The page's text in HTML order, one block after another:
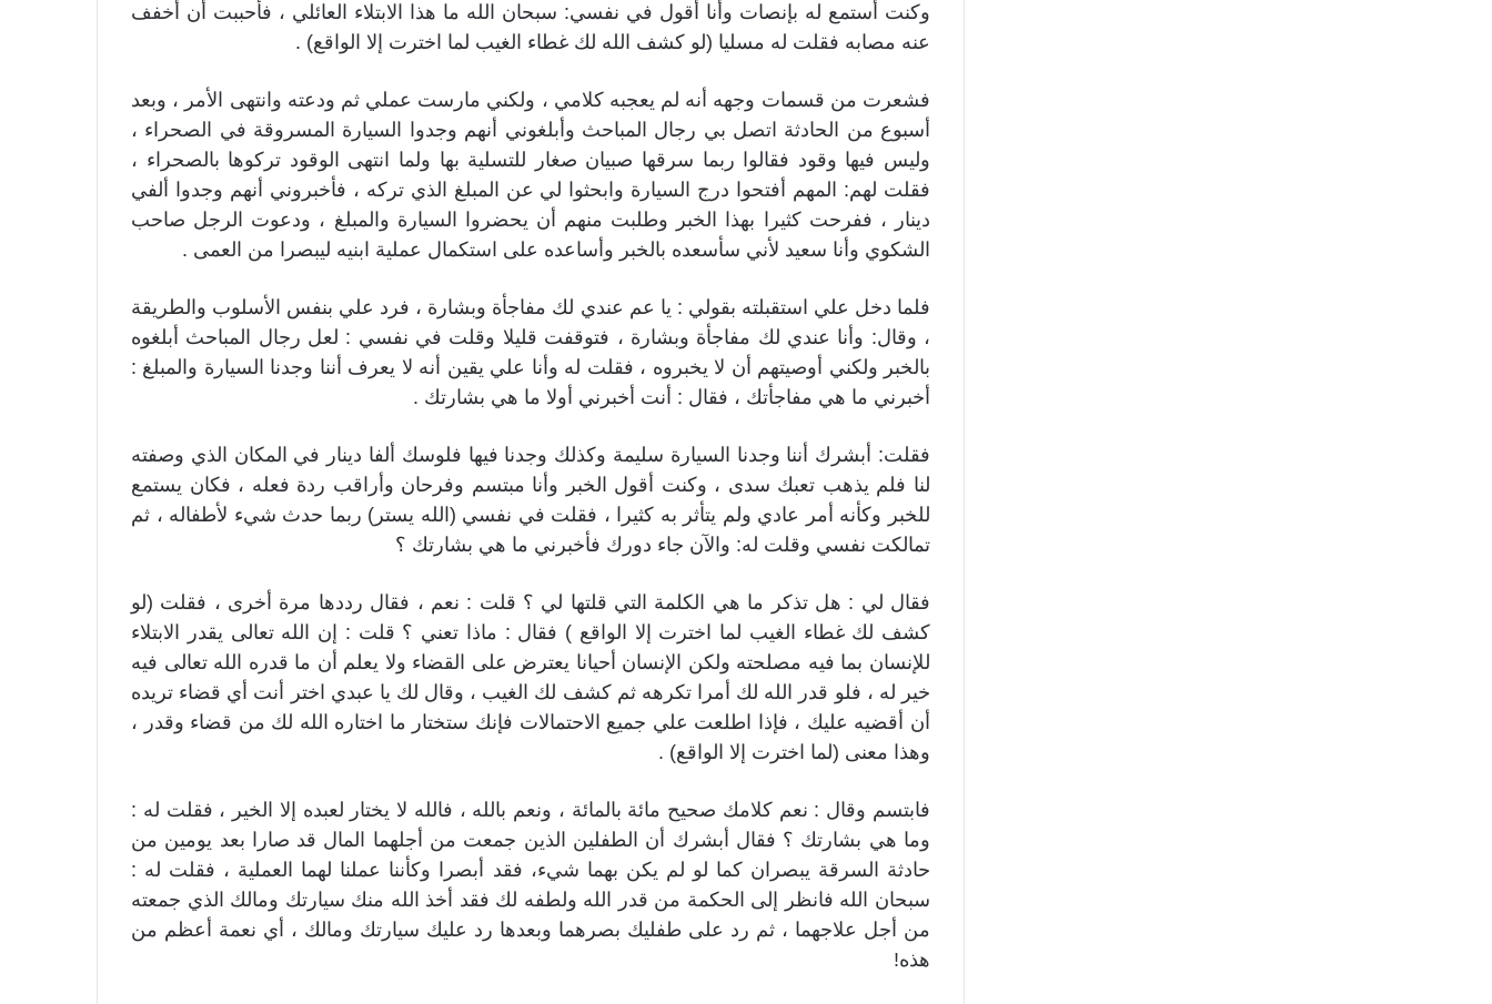
وكنت أستمع له بإنصات وأنا أقول في نفسي: سبحان الله ما هذا الابتلاء العائلي ، فأحببت أن أخفف
عنه مصابه فقلت له مسليا (لو كشف الله لك غطاء الغيب لما اخترت إلا الواقع) .
فشعرت من قسمات وجهه أنه لم يعجبه كلامي ، ولكني مارست عملي ثم ودعته وانتهى الأمر ، وبعد
أسبوع من الحادثة اتصل بي رجال المباحث وأبلغوني أنهم وجدوا السيارة المسروقة في الصحراء ،
وليس فيها وقود فقالوا ربما سرقها صبيان صغار للتسلية بها ولما انتهى الوقود تركوها بالصحراء ،
فقلت لهم: المهم أفتحوا درج السيارة وابحثوا لي عن المبلغ الذي تركه ، فأخبروني أنهم وجدوا ألفي
دينار ، ففرحت كثيرا بهذا الخبر وطلبت منهم أن يحضروا السيارة والمبلغ ، ودعوت الرجل صاحب
الشكوي وأنا سعيد لأني سأسعده بالخبر وأساعده على استكمال عملية ابنيه ليبصرا من العمى .
فلما دخل علي استقبلته بقولي : يا عم عندي لك مفاجأة وبشارة ، فرد علي بنفس الأسلوب والطريقة
، وقال: وأنا عندي لك مفاجأة وبشارة ، فتوقفت قليلا وقلت في نفسي : لعل رجال المباحث أبلغوه
بالخبر ولكني أوصيتهم أن لا يخبروه ، فقلت له وأنا علي يقين أنه لا يعرف أننا وجدنا السيارة والمبلغ :
أخبرني ما هي مفاجأتك ، فقال : أنت أخبرني أولا ما هي بشارتك .
فقلت: أبشرك أننا وجدنا السيارة سليمة وكذلك وجدنا فيها فلوسك ألفا دينار في المكان الذي وصفته
لنا فلم يذهب تعبك سدى ، وكنت أقول الخبر وأنا مبتسم وفرحان وأراقب ردة فعله ، فكان يستمع
للخبر وكأنه أمر عادي ولم يتأثر به كثيرا ، فقلت في نفسي (الله يستر) ربما حدث شيء لأطفاله ، ثم
تمالكت نفسي وقلت له: والآن جاء دورك فأخبرني ما هي بشارتك ؟
فقال لي : هل تذكر ما هي الكلمة التي قلتها لي ؟ قلت : نعم ، فقال رددها مرة أخرى ، فقلت (لو
كشف لك غطاء الغيب لما اخترت إلا الواقع ) فقال : ماذا تعني ؟ قلت : إن الله تعالى يقدر الابتلاء
للإنسان بما فيه مصلحته ولكن الإنسان أحيانا يعترض على القضاء ولا يعلم أن ما قدره الله تعالى فيه
خير له ، فلو قدر الله لك أمرا تكرهه ثم كشف لك الغيب ، وقال لك يا عبدي اختر أنت أي قضاء تريده
أن أقضيه عليك ، فإذا اطلعت علي جميع الاحتمالات فإنك ستختار ما اختاره الله لك من قضاء وقدر ،
وهذا معنى (لما اخترت إلا الواقع) .
فابتسم وقال : نعم كلامك صحيح مائة بالمائة ، ونعم بالله ، فالله لا يختار لعبده إلا الخير ، فقلت له :
وما هي بشارتك ؟ فقال أبشرك أن الطفلين الذين جمعت من أجلهما المال قد صارا بعد يومين من
حادثة السرقة يبصران كما لو لم يكن بهما شيء، فقد أبصرا وكأننا عملنا لهما العملية ، فقلت له :
سبحان الله فانظر إلى الحكمة من قدر الله ولطفه لك فقد أخذ الله منك سيارتك ومالك الذي جمعته
من أجل علاجهما ، ثم رد على طفليك بصرهما وبعدها رد عليك سيارتك ومالك ، أي نعمة أعظم من
هذه!